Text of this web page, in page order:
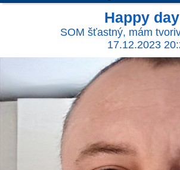
Happy
SOM šťastný, mám
17.12.2023